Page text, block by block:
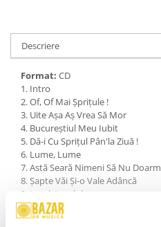
Descriere
Format: CD
1. Intro
2. Of, Of Mai Șprițule !
3. Uite Așa Aș Vrea Să Mor
4. Bucureștiul Meu Iubit
5. Dă-i Cu Sprițul Pân'la Ziuă !
6. Lume, Lume
7. Astă Seară Nimeni Să Nu
8. Șapte Văi Și-o Vale Adâncă
9. Ionel, Ionelule
10. Căsuța Noastră
11. Lalele